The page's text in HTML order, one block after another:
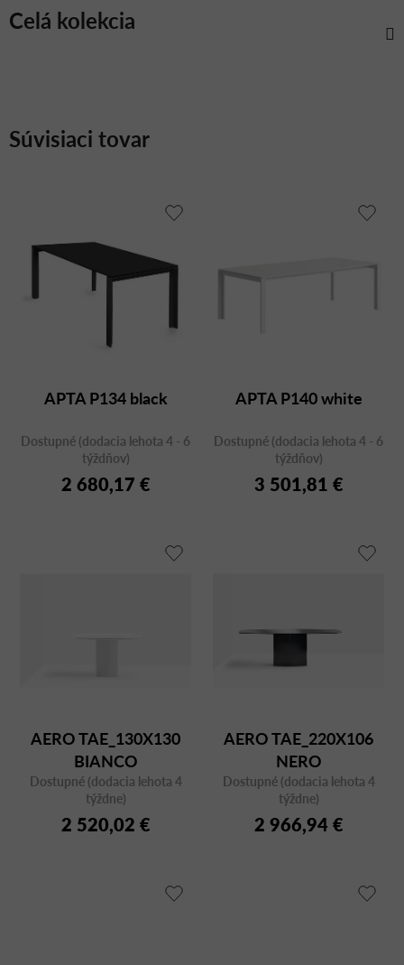
Celá kolekcia
Súvisiaci tovar
APTA P134 black
Dostupné (dodacia lehota 4 - 6
týždňov)
2 680,17 €
APTA P140 white
Dostupné (dodacia lehota 4 - 6
týždňov)
3 501,81 €
AERO TAE_130X130
BIANCO
Dostupné (dodacia lehota 4
týždne)
2 520,02 €
AERO TAE_220X106
NERO
Dostupné (dodacia lehota 4
týždne)
2 966,94 €